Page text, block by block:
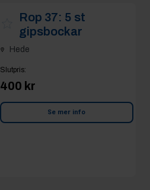
Rop 37: 5 st
gipsbockar
Hede
Slutpris:
400 kr
Se mer info